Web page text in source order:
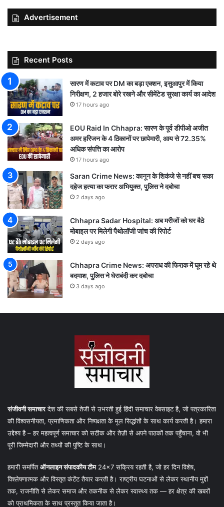
Advertisement
Recent Posts
सारण में कटाव पर DM का बड़ा एक्शन, इसुआपुर में किया
निरीक्षण, 2 हजार बोरे रखने और सीमेंटेड सुरक्षा कार्य का आदेश
17 hours ago
EOU Raid In Chhapra: सारण के पूर्व डीपीओ अजीत
अमर हरिजन के 4 ठिकानों पर छापेमारी, आय से 72.35%
अधिक संपत्ति का आरोप
17 hours ago
Saran Crime News: कानून के शिकंजे से नहीं बच सका
दहेज हत्या का फरार अभियुक्त, पुलिस ने दबोचा
2 days ago
Chhapra Sadar Hospital: अब मरीजों को घर बैठे
मोबाइल पर मिलेगी पैथोलॉजी जांच की रिपोर्ट
2 days ago
Chhapra Crime News: अपराध की फिराक में घूम रहे थे
बदमाश, पुलिस ने घेराबंदी कर दबोचा
3 days ago
संजीवनी समाचारदेश की सबसे तेजी से उभरती हुई हिंदी समाचार वेबसाइट है, जो पत्रकारिता
की विश्वसनीयता, प्रमाणिकता और निष्पक्षता के मूल सिद्धांतों के साथ कार्य करती है। हमारा
उद्देश्य है – हर महत्वपूर्ण समाचार को सटीक और तेज़ी से अपने पाठकों तक पहुँचाना, वो भी
पूरी जिम्मेदारी और तथ्यों की पुष्टि के साथ।
हमारी समर्पितऑनलाइन संपादकीय टीम24×7 सक्रिय रहती है, जो हर दिन विशेष,
विश्लेषणात्मक और विस्तृत कंटेंट तैयार करती है। राष्ट्रीय घटनाओं से लेकर स्थानीय मुद्दों
तक, राजनीति से लेकर समाज और तकनीक से लेकर स्वास्थ्य तक — हर क्षेत्र की खबरों
को प्राथमिकता के साथ प्रस्तुत किया जाता है।